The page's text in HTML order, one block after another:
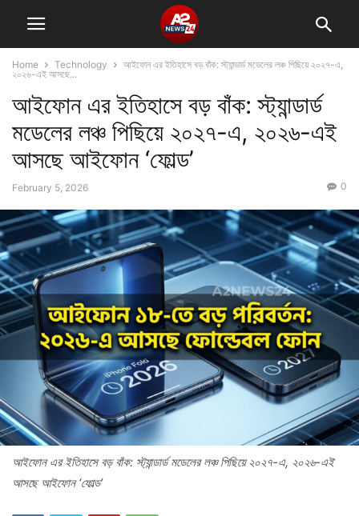
Home Technology
আইফোন এর ইতিহাসে বড় বাঁক: স্ট্যান্ডার্ড মডেলের লঞ্চ পিছিয়ে ২০২৭-এ,
২০২৬-এই আসছে...
আইফোন এর ইতিহাসে বড় বাঁক: স্ট্যান্ডার্ড
মডেলের লঞ্চ পিছিয়ে ২০২৭-এ, ২০২৬-এই
আসছে আইফোন ‘ফোল্ড’
February 5, 2026 0
আইফোন এর ইতিহাসে বড় বাঁক: স্ট্যান্ডার্ড মডেলের লঞ্চ পিছিয়ে ২০২৭-এ, ২০২৬-এই
আসছে আইফোন ‘ফোল্ড’